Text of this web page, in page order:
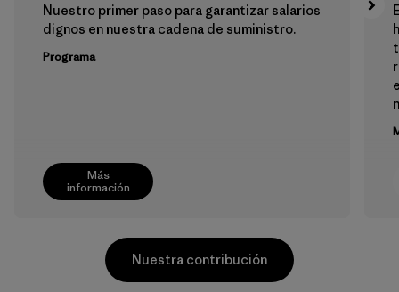
Más
información
Nuestro primer paso para garantizar salarios
dignos en nuestra cadena de suministro.
Programa
Nuestra contribución